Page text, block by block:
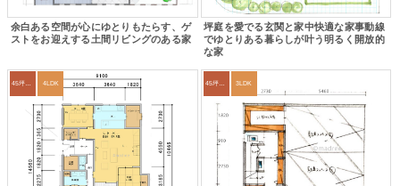
余白ある空間が心にゆとりもたらす、ゲ
ストをお迎えする土間リビングのある家
坪庭を愛でる玄関と家中快適な家事動線
でゆとりある暮らしが叶う明るく開放的
な家
4LDK 45坪～49坪 3LDK